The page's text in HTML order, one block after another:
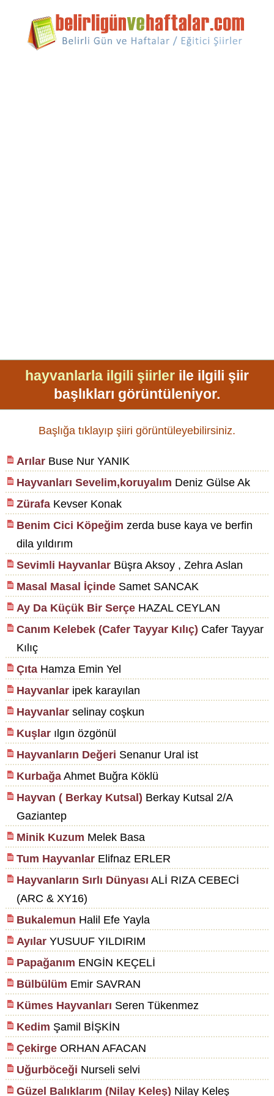
hayvanlarla ilgili şiirlerile ilgili şiir
başlıkları görüntüleniyor.
Başlığa tıklayıp şiiri görüntüleyebilirsiniz.
ArılarBuse Nur YANIK
Hayvanları Sevelim,koruyalım Deniz Gülse Ak
ZürafaKevser Konak
Benim Cici Köpeğim zerda buse kaya ve berfin
dila yıldırım
Sevimli HayvanlarBüşra Aksoy , Zehra Aslan
Masal Masal İçindeSamet SANCAK
Ay Da Küçük Bir SerçeHAZAL CEYLAN
Canım Kelebek (Cafer Tayyar Kılıç) Cafer Tayyar
Kılıç
ÇıtaHamza Emin Yel
Hayvanlaripek karayılan
Hayvanlarselinay coşkun
Kuşlarılgın özgönül
Hayvanların Değeri Senanur Ural ist
KurbağaAhmet Buğra Köklü
Hayvan ( Berkay Kutsal) Berkay Kutsal 2/A
Gaziantep
Minik Kuzum Melek Basa
Tum HayvanlarElifnaz ERLER
Hayvanların Sırlı Dünyası ALİ RIZA CEBECİ
(ARC & XY16)
Bukalemun Halil Efe Yayla
AyılarYUSUUF YILDIRIM
Papağanım ENGİN KEÇELİ
Bülbülüm Emir SAVRAN
Kümes Hayvanları Seren Tükenmez
Kedim Şamil BİŞKİN
ÇekirgeORHAN AFACAN
Uğurböceği Nurseli selvi
Güzel Balıklarım (Nilay Keleş) Nilay Keleş